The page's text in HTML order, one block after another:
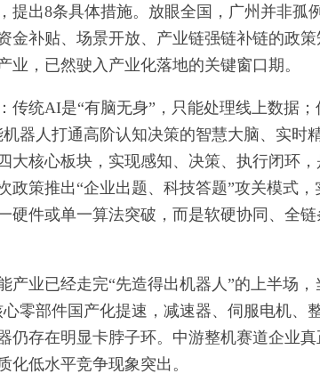
提出8条具体措施。放眼全国，广州并非孤
金补贴、场景开放、产业链强链补链的政
，已然驶入产业化落地的关键窗口期。
传统AI是“有脑无身”，只能处理线上数据
器人打通高阶认知决策的智慧大脑、实时
核心板块，实现感知、决策、执行闭环，
政策推出“企业出题、科技答题”攻关模式
件或单一算法突破，而是软硬协同、全链
产业已经走完“先造得出机器人”的上半场
零部件国产化提速，减速器、伺服电机、
仍存在明显卡脖子环。中游整机赛道企业
化低水平竞争现象突出。